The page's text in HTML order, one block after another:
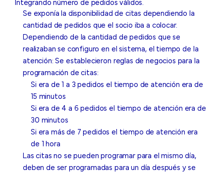
Integrando número de pedidos válidos.
Se exponía la disponibilidad de citas dependiendo la
cantidad de pedidos que el socio iba a colocar.
Dependiendo de la cantidad de pedidos que se
realizaban se configuro en el sistema, el tiempo de la
atención: Se establecieron reglas de negocios para la
programación de citas:
Si era de 1 a 3 pedidos el tiempo de atención era de
15 minutos
Si era de 4 a 6 pedidos el tiempo de atención era de
30 minutos
Si era más de 7 pedidos el tiempo de atención era
de 1 hora
Las citas no se pueden programar para el mismo día,
deben de ser programadas para un día después y se